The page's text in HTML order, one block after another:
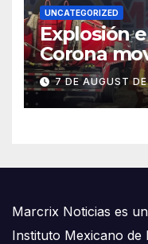
UNCATEGORIZED
Explosión
Corona
7 DE AUGUST
Marcrix Noticias es
Instituto Mexicano de